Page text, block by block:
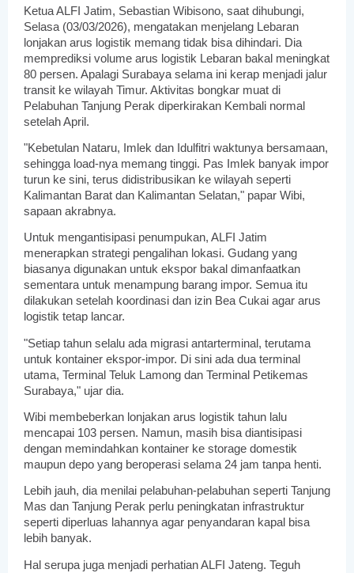
Ketua ALFI Jatim, Sebastian Wibisono, saat dihubungi,
Selasa (03/03/2026), mengatakan menjelang Lebaran
lonjakan arus logistik memang tidak bisa dihindari. Dia
memprediksi volume arus logistik Lebaran bakal meningkat
80 persen. Apalagi Surabaya selama ini kerap menjadi jalur
transit ke wilayah Timur. Aktivitas bongkar muat di
Pelabuhan Tanjung Perak diperkirakan Kembali normal
setelah April.
"Kebetulan Nataru, Imlek dan Idulfitri waktunya bersamaan,
sehingga load-nya memang tinggi. Pas Imlek banyak impor
turun ke sini, terus didistribusikan ke wilayah seperti
Kalimantan Barat dan Kalimantan Selatan," papar Wibi,
sapaan akrabnya.
Untuk mengantisipasi penumpukan, ALFI Jatim
menerapkan strategi pengalihan lokasi. Gudang yang
biasanya digunakan untuk ekspor bakal dimanfaatkan
sementara untuk menampung barang impor. Semua itu
dilakukan setelah koordinasi dan izin Bea Cukai agar arus
logistik tetap lancar.
"Setiap tahun selalu ada migrasi antarterminal, terutama
untuk kontainer ekspor-impor. Di sini ada dua terminal
utama, Terminal Teluk Lamong dan Terminal Petikemas
Surabaya," ujar dia.
Wibi membeberkan lonjakan arus logistik tahun lalu
mencapai 103 persen. Namun, masih bisa diantisipasi
dengan memindahkan kontainer ke storage domestik
maupun depo yang beroperasi selama 24 jam tanpa henti.
Lebih jauh, dia menilai pelabuhan-pelabuhan seperti Tanjung
Mas dan Tanjung Perak perlu peningkatan infrastruktur
seperti diperluas lahannya agar penyandaran kapal bisa
lebih banyak.
Hal serupa juga menjadi perhatian ALFI Jateng. Teguh